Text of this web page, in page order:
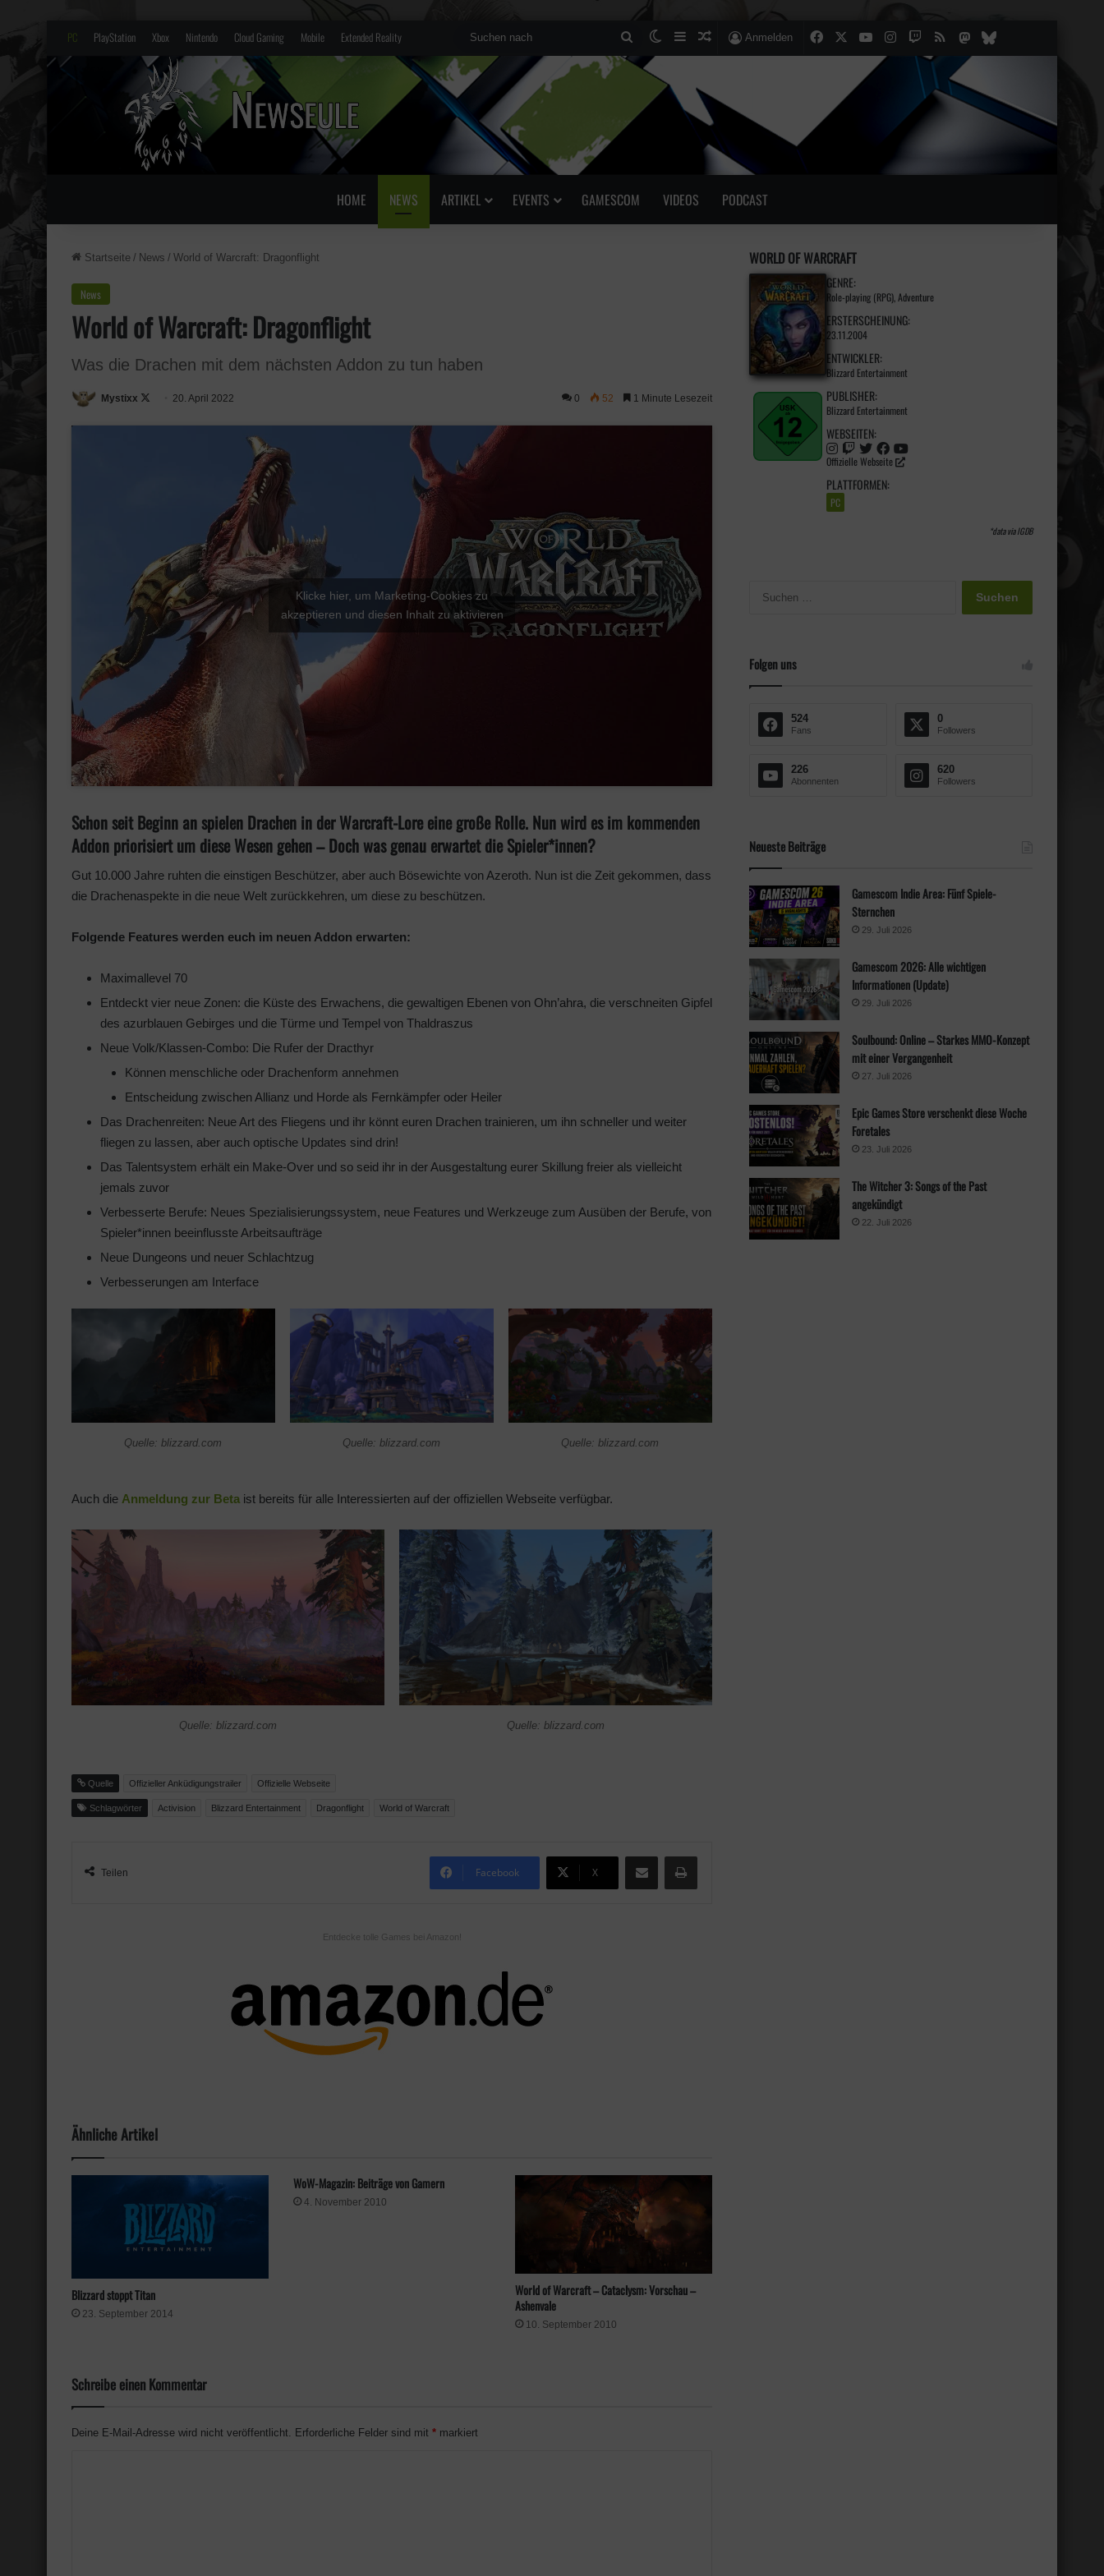
PC PlayStation Xbox Nintendo Cloud Gaming Mobile Extended Reality Suchen
nach
Skin umschalten
SidebarZufälliger Artikel
Anmelden Facebook YouTubeInstagram
TwitchRSS Mastodon
HOME NEWS ARTIKEL EVENTS GAMESCOM VIDEOS PODCAST
Startseite / News / World of Warcraft: Dragonflight
News
World of Warcraft: Dragonflight
Was die Drachen mit dem nächsten Addon zu tun haben
Mystixx 20. April 2022 0 52 1 Minute Lesezeit
Klicke hier, um Marketing-Cookies zu
akzeptieren und diesen Inhalt zu aktivieren
Schon seit Beginn an spielen Drachen in der Warcraft-Lore eine große Rolle. Nun wird es im kommenden
Addon priorisiert um diese Wesen gehen – Doch was genau erwartet die Spieler*innen?
Gut 10.000 Jahre ruhten die einstigen Beschützer, aber auch Bösewichte von Azeroth. Nun ist die Zeit gekommen, dass
die Drachenaspekte in die neue Welt zurückkehren, um diese zu beschützen.
Folgende Features werden euch im neuen Addon erwarten:
Maximallevel 70
Entdeckt vier neue Zonen: die Küste des Erwachens, die gewaltigen Ebenen von Ohn’ahra, die verschneiten Gipfel
des azurblauen Gebirges und die Türme und Tempel von Thaldraszus
Neue Volk/Klassen-Combo: Die Rufer der Dracthyr
Können menschliche oder Drachenform annehmen
Entscheidung zwischen Allianz und Horde als Fernkämpfer oder Heiler
Das Drachenreiten: Neue Art des Fliegens und ihr könnt euren Drachen trainieren, um ihn schneller und weiter
fliegen zu lassen, aber auch optische Updates sind drin!
Das Talentsystem erhält ein Make-Over und so seid ihr in der Ausgestaltung eurer Skillung freier als vielleicht
jemals zuvor
Verbesserte Berufe: Neues Spezialisierungssystem, neue Features und Werkzeuge zum Ausüben der Berufe, von
Spieler*innen beeinflusste Arbeitsaufträge
Neue Dungeons und neuer Schlachtzug
Verbesserungen am Interface
Quelle: blizzard.com Quelle: blizzard.com Quelle: blizzard.com
Auch die Anmeldung zur Beta ist bereits für alle Interessierten auf der offiziellen Webseite verfügbar.
Quelle: blizzard.com Quelle: blizzard.com
Quelle Offizieller Anküdigungstrailer Offizielle Webseite
Schlagwörter Activision Blizzard Entertainment Dragonflight World of Warcraft
Teilen Facebook X
Entdecke tolle Games bei Amazon!
Ähnliche Artikel
Blizzard stoppt Titan
23. September 2014
WoW-Magazin: Beiträge von Gamern
4. November 2010
World of Warcraft – Cataclysm: Vorschau –
Ashenvale
10. September 2010
Schreibe einen Kommentar
Deine E-Mail-Adresse wird nicht veröffentlicht. Erforderliche Felder sind mit * markiert
WORLD OF WARCRAFT
GENRE:
Role-playing (RPG), Adventure
ERSTERSCHEINUNG:
23.11.2004
ENTWICKLER:
Blizzard Entertainment
PUBLISHER:
Blizzard Entertainment
WEBSEITEN:
Offizielle Webseite
PLATTFORMEN:
PC
*data viaIGDB
c
Folgen uns
524
Fans
0
Followers
226
Abonnenten
620
Followers
Neueste Beiträge
Gamescom Indie Area: Fünf Spiele-
Sternchen
29. Juli 2026
Gamescom 2026: Alle wichtigen
Informationen (Update)
29. Juli 2026
Soulbound: Online – Starkes MMO-Konzept
mit einer Vergangenheit
27. Juli 2026
Epic Games Store verschenkt diese Woche
Foretales
23. Juli 2026
The Witcher 3: Songs of the Past
angekündigt
22. Juli 2026